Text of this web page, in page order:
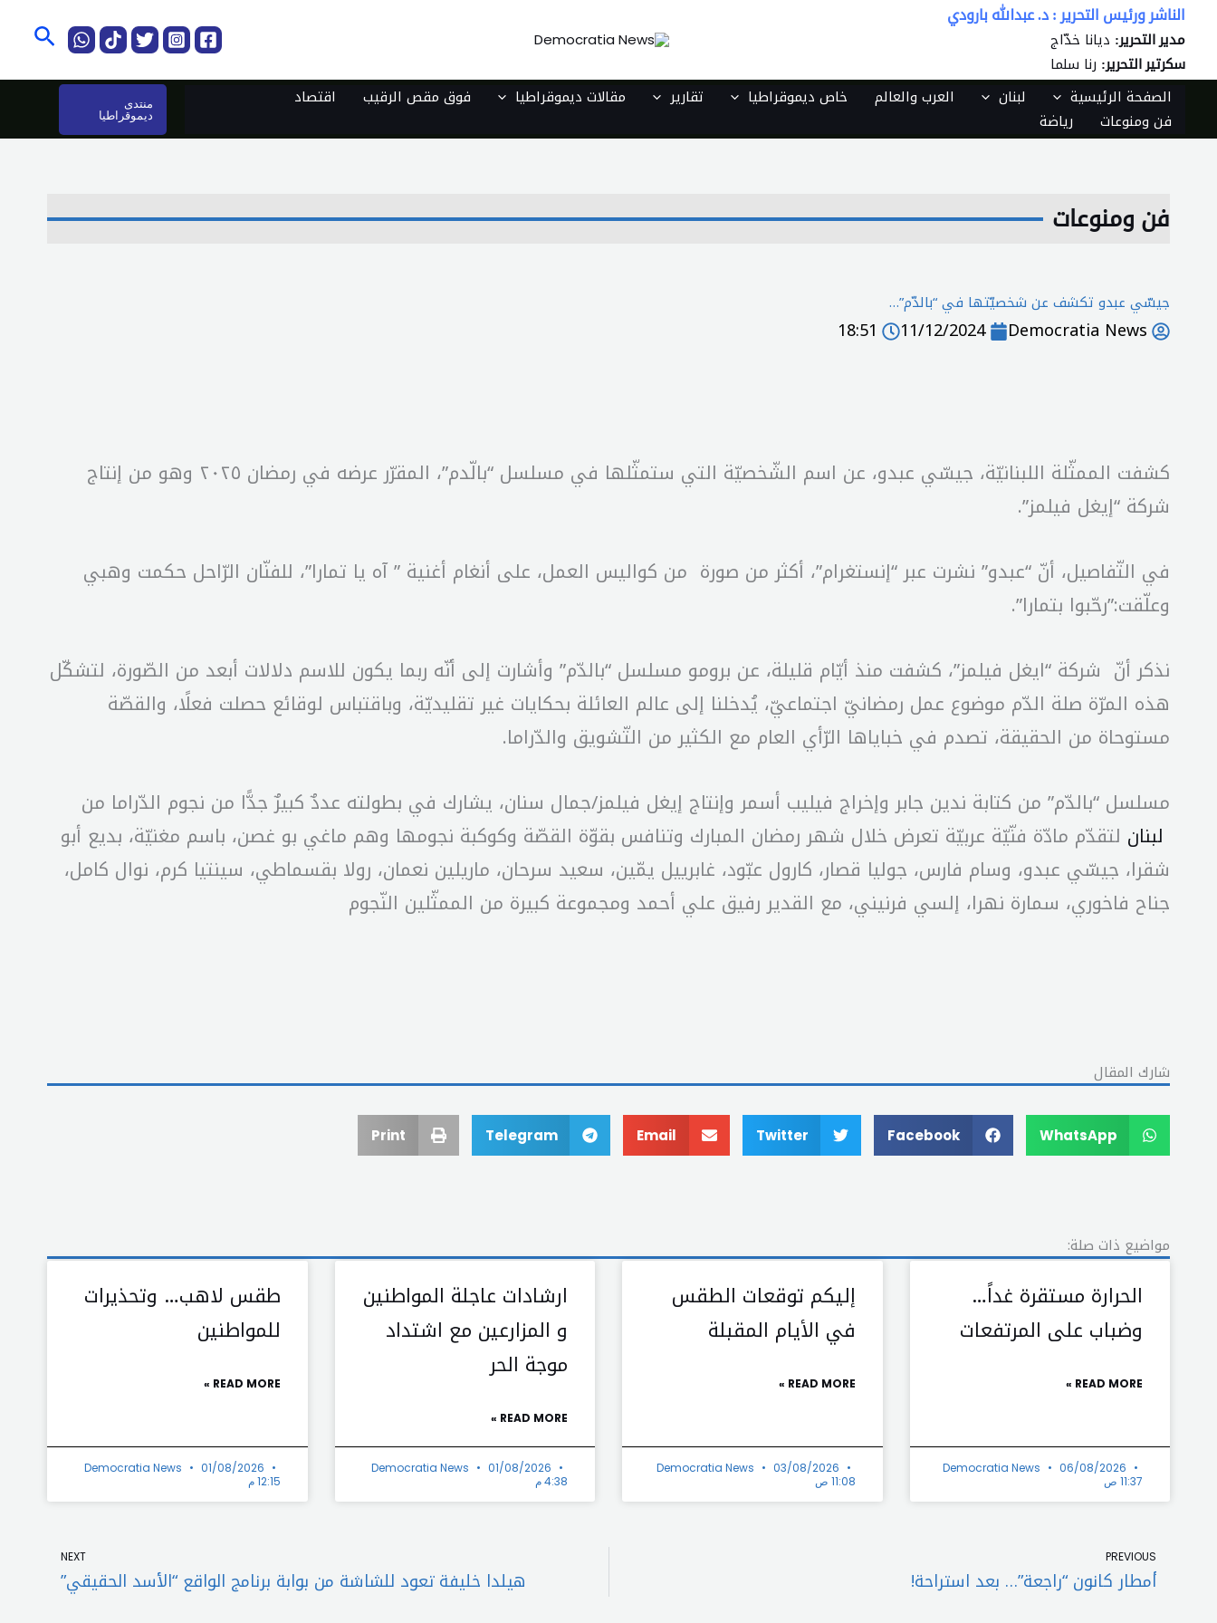
تخطي
المحتوى
الناشر ورئيس التحرير : د. عبدالله بارودي
مدير التحرير: ديانا خدّاج
سكرتير التحرير: رنا سلما
الصفحة الرئيسية لبنان العرب والعالم خاص ديموقراطيا تقارير مقالات ديموقراطيا فوق مقص الرقيب
اقتصاد
فن ومنوعات
رياضة
منتدى
ديموقراطيا
فن ومنوعات
جيسّي عبدو تكشف عن شخصيّتها في “بالدّم”…
Democratia News
11/12/2024
18:51
كشفت الممثّلة اللبنانيّة، جيسّي عبدو، عن اسم الشّخصيّة التي ستمثّلها في مسلسل “بالّدم”، المقرّر عرضه في رمضان ٢٠٢٥ وهو من إنتاج
شركة “إيغل فيلمز”.
في التّفاصيل، أنّ “عبدو” نشرت عبر “إنستغرام”، أكثر من صورة من كواليس العمل، على أنغام أغنية ” آه يا تمارا”، للفنّان الرّاحل حكمت وهبي
وعلّقت:”رحّبوا بتمارا”.
نذكر أنّ شركة “ايغل فيلمز”، كشفت منذ أيّام قليلة، عن برومو مسلسل “بالدّم” وأشارت إلى أنّه ربما يكون للاسم دلالات أبعد من الصّورة، لتشكّل
هذه المرّة صلة الدّم موضوع عمل رمضانيّ اجتماعيّ، يُدخلنا إلى عالم العائلة بحكايات غير تقليديّة، وباقتباس لوقائع حصلت فعلًا، والقصّة
مستوحاة من الحقيقة، تصدم في خباياها الرّأي العام مع الكثير من التّشويق والدّراما.
مسلسل “بالدّم” من كتابة ندين جابر وإخراج فيليب أسمر وإنتاج إيغل فيلمز/جمال سنان، يشارك في بطولته عددٌ كبيرٌ جدًّا من نجوم الدّراما من
لبنان لتقدّم مادّة فنّيّة عربيّة تعرض خلال شهر رمضان المبارك وتنافس بقوّة القصّة وكوكبة نجومها وهم ماغي بو غصن، باسم مغنيّة، بديع أبو
شقرا، جيسّي عبدو، وسام فارس، جوليا قصار، كارول عبّود، غابرييل يمّين، سعيد سرحان، ماريلين نعمان، رولا بقسماطي، سينتيا كرم، نوال كامل،
جناح فاخوري، سمارة نهرا، إلسي فرنيني، مع القدير رفيق علي أحمد ومجموعة كبيرة من الممثّلين النّجوم
شارك المقال
WhatsApp
Facebook
Twitter
Email
Telegram
Print
مواضيع ذات صلة:
الحرارة مستقرة غداً…
وضباب على المرتفعات
READ MORE »
Democratia News
06/08/2026
11:37 ص
إليكم توقعات الطقس
في الأيام المقبلة
READ MORE »
Democratia News
03/08/2026
11:08 ص
ارشادات عاجلة المواطنين
و المزارعين مع اشتداد
موجة الحر
READ MORE »
Democratia News
01/08/2026
4:38 م
طقس لاهب… وتحذيرات
للمواطنين
READ MORE »
Democratia News
01/08/2026
12:15 م
PREVIOUS
أمطار كانون “راجعة”… بعد استراحة!
NEXT
هيلدا خليفة تعود للشاشة من بوابة برنامج الواقع “الأسد الحقيقي”